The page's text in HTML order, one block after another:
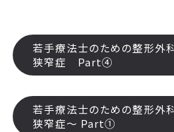
若手療法士のための整形
狭窄症 Part④
若手療法士のための整形外
狭窄症～ Part①